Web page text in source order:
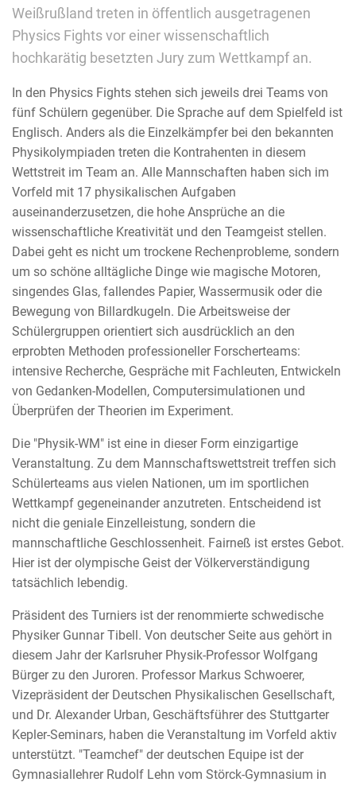
Weißrußland treten in öffentlich ausgetragenen
Physics Fights vor einer wissenschaftlich
hochkarätig besetzten Jury zum Wettkampf an.
In den Physics Fights stehen sich jeweils drei Teams von
fünf Schülern gegenüber. Die Sprache auf dem Spielfeld ist
Englisch. Anders als die Einzelkämpfer bei den bekannten
Physikolympiaden treten die Kontrahenten in diesem
Wettstreit im Team an. Alle Mannschaften haben sich im
Vorfeld mit 17 physikalischen Aufgaben
auseinanderzusetzen, die hohe Ansprüche an die
wissenschaftliche Kreativität und den Teamgeist stellen.
Dabei geht es nicht um trockene Rechenprobleme, sondern
um so schöne alltägliche Dinge wie magische Motoren,
singendes Glas, fallendes Papier, Wassermusik oder die
Bewegung von Billardkugeln. Die Arbeitsweise der
Schülergruppen orientiert sich ausdrücklich an den
erprobten Methoden professioneller Forscherteams:
intensive Recherche, Gespräche mit Fachleuten, Entwickeln
von Gedanken-Modellen, Computersimulationen und
Überprüfen der Theorien im Experiment.
Die "Physik-WM" ist eine in dieser Form einzigartige
Veranstaltung. Zu dem Mannschaftswettstreit treffen sich
Schülerteams aus vielen Nationen, um im sportlichen
Wettkampf gegeneinander anzutreten. Entscheidend ist
nicht die geniale Einzelleistung, sondern die
mannschaftliche Geschlossenheit. Fairneß ist erstes Gebot.
Hier ist der olympische Geist der Völkerverständigung
tatsächlich lebendig.
Präsident des Turniers ist der renommierte schwedische
Physiker Gunnar Tibell. Von deutscher Seite aus gehört in
diesem Jahr der Karlsruher Physik-Professor Wolfgang
Bürger zu den Juroren. Professor Markus Schwoerer,
Vizepräsident der Deutschen Physikalischen Gesellschaft,
und Dr. Alexander Urban, Geschäftsführer des Stuttgarter
Kepler-Seminars, haben die Veranstaltung im Vorfeld aktiv
unterstützt. "Teamchef" der deutschen Equipe ist der
Gymnasiallehrer Rudolf Lehn vom Störck-Gymnasium in